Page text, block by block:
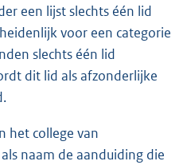
een lijst slechts één lid
voor een categorie
slechts één lid
dit lid als afzonderlijke
het college van
naam de aanduiding die